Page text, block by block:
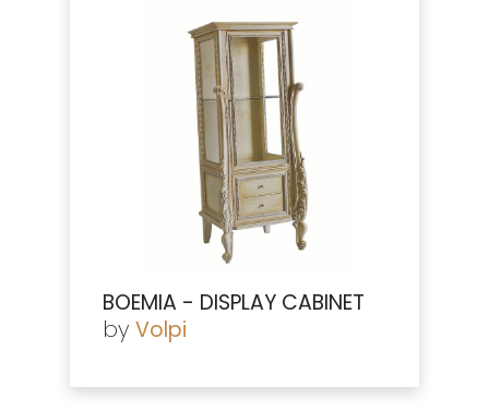
BOEMIA - DISPLAY CABINET
by Volpi